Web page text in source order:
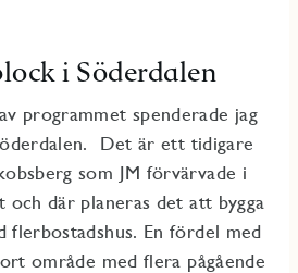
i Söderdalen
programmet spenderade jag
Det är ett tidigare
som JM förvärvade i
och där planeras det att bygga
flerbostadshus. En fördel med
område med flera pågående